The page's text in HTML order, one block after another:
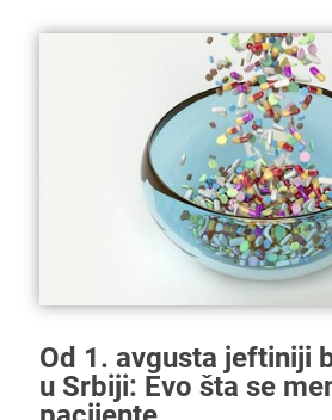
Od 1. avgusta jeftiniji
u Srbiji: Evo šta se